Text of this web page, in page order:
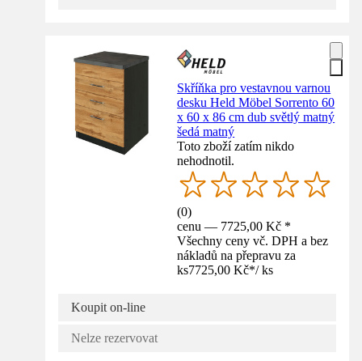
Skříňka pro vestavnou varnou
desku Held Möbel Sorrento 60
x 60 x 86 cm dub světlý matný
šedá matný
Toto zboží zatím nikdo
nehodnotil.
(0)
cenu — 7725,00 Kč *
Všechny ceny vč. DPH a bez
nákladů na přepravu za
ks7725,00 Kč*/ ks
Koupit on-line
Nelze rezervovat